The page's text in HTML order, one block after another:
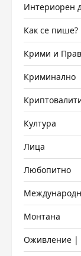
Интериорен
Как се пише?
Крими и
Криминално
Култура
Лица
Любопитно
Монтана
Оживление |